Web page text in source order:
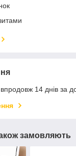
14 днів за
замовляють